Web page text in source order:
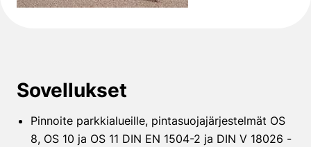
Sovellukset
Pinnoite parkkialueille, pintasuojajärjestelmät OS
8, OS 10 ja OS 11 DIN EN 1504-2 ja DIN V 18026 -